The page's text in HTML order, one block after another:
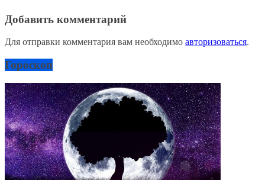
Добавить комментарий
Для отправки комментария вам необходимо авторизоваться.
Гороскоп